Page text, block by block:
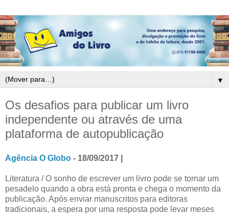
▼
Os desafios para publicar um livro
independente ou através de uma
plataforma de autopublicação
Agência O Globo - 18/09/2017 |
Literatura / O sonho de escrever um livro pode se tornar um
pesadelo quando a obra está pronta e chega o momento da
publicação. Após enviar manuscritos para editoras
tradicionais, a espera por uma resposta pode levar meses